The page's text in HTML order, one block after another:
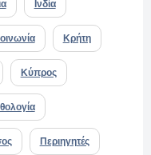
Ινδία
Κρήτη
Κύπρος
Περιηγητές